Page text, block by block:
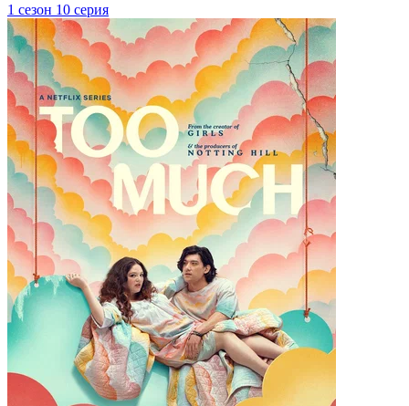
1 сезон 10 серия